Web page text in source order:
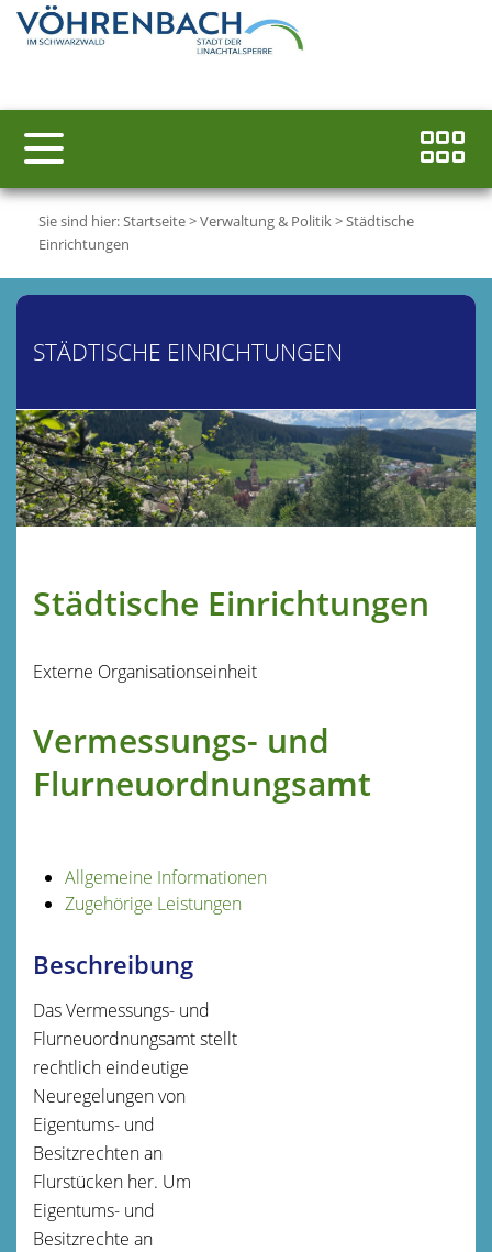
Sie sind hier:Startseite>Verwaltung & Politik>Städtische
Einrichtungen
STÄDTISCHE EINRICHTUNGEN
Städtische Einrichtungen
Externe Organisationseinheit
Vermessungs- und
Flurneuordnungsamt
Allgemeine Informationen
Zugehörige Leistungen
Beschreibung
Das Vermessungs- und
Flurneuordnungsamt stellt
rechtlich eindeutige
Neuregelungen von
Eigentums- und
Besitzrechten an
Flurstücken her. Um
Eigentums- und
Besitzrechte an